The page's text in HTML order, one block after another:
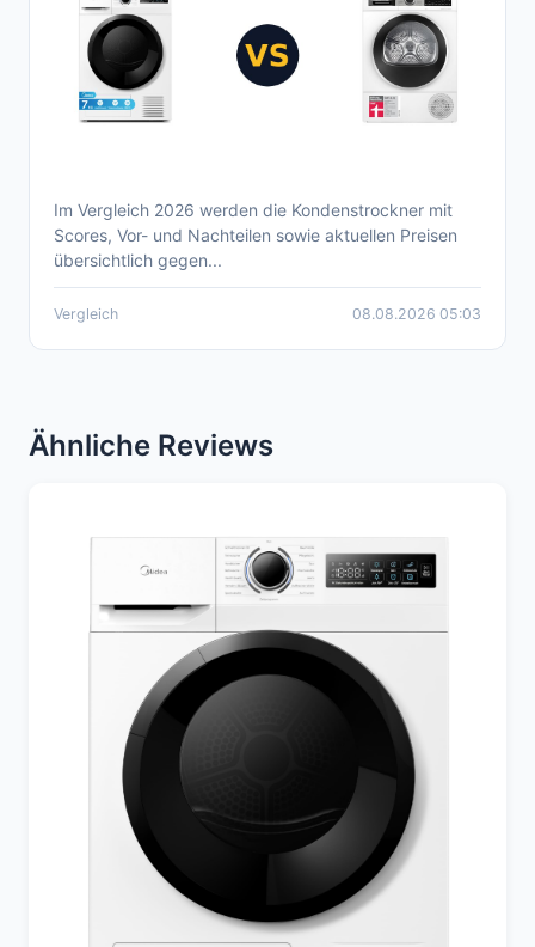
Aktueller Kondenstrockner Vergleich 2026
Im Vergleich 2026 werden die Kondenstrockner mit
Scores, Vor- und Nachteilen sowie aktuellen Preisen
übersichtlich gegen...
Vergleich 08.08.2026 05:03
Ähnliche Reviews